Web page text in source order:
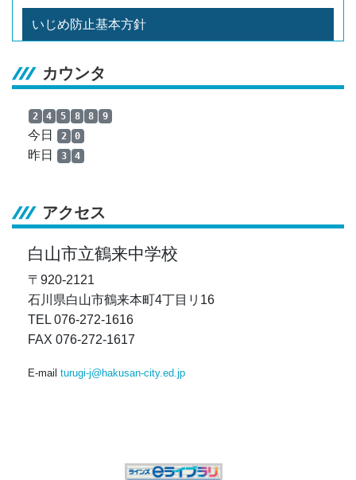
いじめ防止基本方針
カウンタ
2 4 5 8 8 9
今日 2 0
昨日 3 4
アクセス
白山市立鶴来中学校
〒920-2121
石川県白山市鶴来本町4丁目リ16
TEL 076-272-1616
FAX 076-272-1617
E-mail turugi-j@hakusan-city.ed.jp